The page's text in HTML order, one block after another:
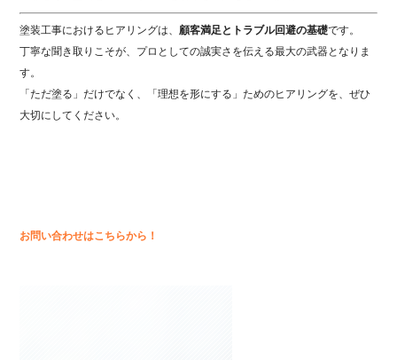
塗装工事における ヒアリングは、 顧客満足 と トラブル回避の基礎です。
丁寧な聞 き取り こそが、 プロ としての誠実さ を伝える最大の武器となり ま
す。
「ただ塗る」だけでなく、「理想を形にする」ためのヒアリングを、ぜひ
大切にして ください。
お問い合わせはこちらから！